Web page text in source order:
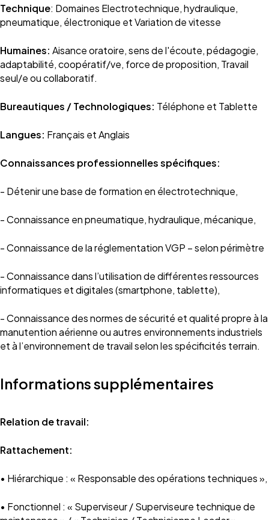
Technique: Domaines Electrotechnique, hydraulique,
pneumatique, électronique et Variation de vitesse
Humaines: Aisance oratoire, sens de l'écoute, pédagogie,
adaptabilité, coopératif/ve, force de proposition, Travail
seul/e ou collaboratif.
Bureautiques / Technologiques: Téléphone et Tablette
Langues: Français et Anglais
Connaissances professionnelles spécifiques:
- Détenir une base de formation en électrotechnique,
- Connaissance en pneumatique, hydraulique, mécanique,
- Connaissance de la réglementation VGP – selon périmètre
- Connaissance dans l’utilisation de différentes ressources
informatiques et digitales (smartphone, tablette),
- Connaissance des normes de sécurité et qualité propre à la
manutention aérienne ou autres environnements industriels
et à l’environnement de travail selon les spécificités terrain.
Informations supplémentaires
Relation de travail:
Rattachement:
• Hiérarchique : « Responsable des opérations techniques »,
• Fonctionnel : « Superviseur / Superviseure technique de